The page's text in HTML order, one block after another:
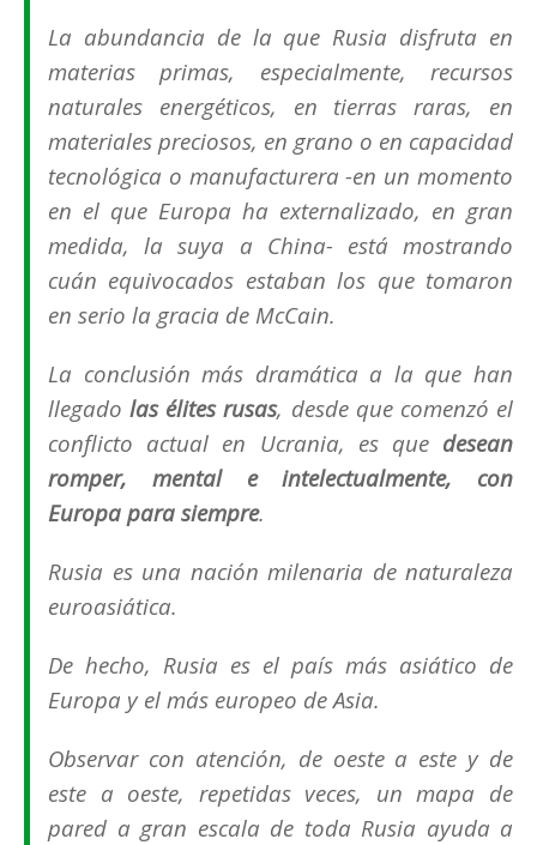
La abundancia de la que Rusia disfruta en
materias primas, especialmente, recursos
naturales energéticos, en tierras raras, en
materiales preciosos, en grano o en capacidad
tecnológica o manufacturera -en un momento
en el que Europa ha externalizado, en gran
medida, la suya a China- está mostrando
cuán equivocados estaban los que tomaron
en serio la gracia de McCain.
La conclusión más dramática a la que han
llegadolas élites rusas, desde que comenzó el
conflicto actual en Ucrania, es que desean
romper, mental e intelectualmente, con
Europa para siempre.
Rusia es una nación milenaria de naturaleza
euroasiática.
De hecho, Rusia es el país más asiático de
Europa y el más europeo de Asia.
Observar con atención, de oeste a este y de
este a oeste, repetidas veces, un mapa de
pared a gran escala de toda Rusia ayuda a